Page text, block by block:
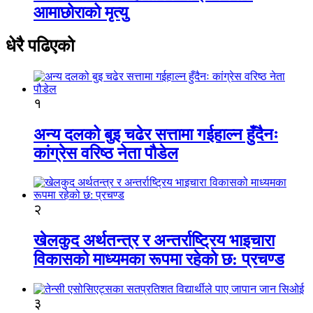
आमाछोराको मृत्यु
धेरै पढिएको
१
अन्य दलको बुइ चढेर सत्तामा गईहाल्न हुँदैनः
कांग्रेस वरिष्ठ नेता पौडेल
२
खेलकुद अर्थतन्त्र र अन्तर्राष्ट्रिय भाइचारा
विकासको माध्यमका रूपमा रहेको छ: प्रचण्ड
३